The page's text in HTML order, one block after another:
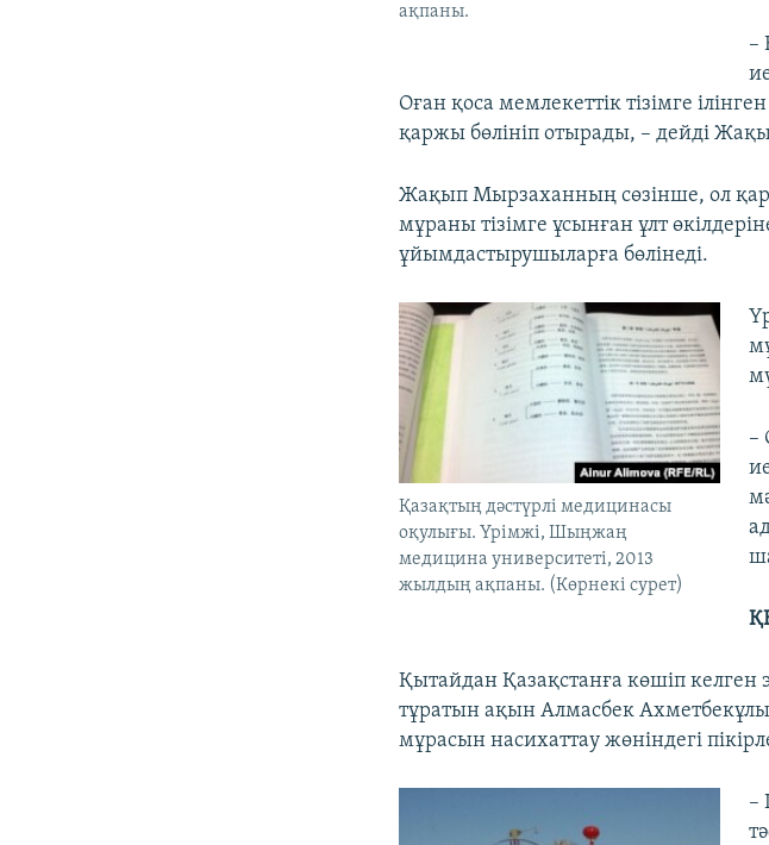
ақпаны.
–
Оған қоса мемлекеттік тізімге
қаржы бөлініп отырады, – дейді
Жақып Мырзаханның сөзінше, ол
мұраны тізімге ұсынған ұлт
ұйымдастырушыларға бөлінеді.
Қазақтың дәстүрлі медицинасы
оқулығы. Үрімжі, Шыңжаң
медицина университеті, 2013
жылдың ақпаны. (Көрнекі сурет)
–
Қытайдан Қазақстанға көшіп
тұратын ақын Алмасбек
мұрасын насихаттау жөніндегі
–